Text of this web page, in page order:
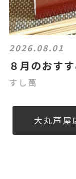
2026.08.01
８月のおす
すし萬
大丸芦屋